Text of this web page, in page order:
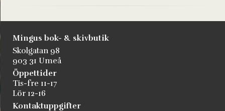
Mingus bok- & skivbutik
Skolgatan 98
903 31 Umeå
Öppettider
Tis-fre 11-17
Lör 12-16
Kontaktuppgifter